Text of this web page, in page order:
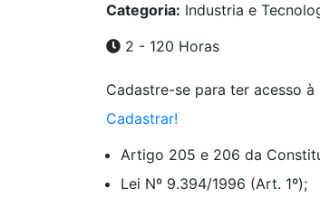
Categoria: Industria e
2 - 120 Horas
Cadastre-se para ter acesso
Cadastrar!
Artigo 205 e 206 da
Lei Nº 9.394/1996 (Art. 1º);